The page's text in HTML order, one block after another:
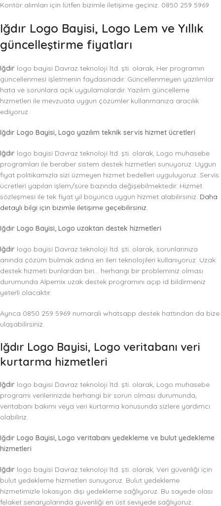
Kontör alımları için lütfen bizimle iletişime geçiniz. 0850 259 5969
Iğdır Logo Bayisi, Logo Lem ve Yıllık
güncelleştirme fiyatları
Iğdır logo bayisi Davraz teknoloji ltd. şti. olarak, Her programın
güncellenmesi işletmenin faydasınadır. Güncellenmeyen yazılımlar
hata ve sorunlara açık uygulamalardır. Yazılım güncelleme
hizmetleri ile mevzuata uygun çözümler kullanmanıza aracılık
ediyoruz.
Iğdır Logo Bayisi, Logo yazılım teknik servis hizmet ücretleri
Iğdır logo bayisi Davraz teknoloji ltd. şti. olarak, Logo muhasebe
programları ile beraber sistem destek hizmetleri sunuyoruz. Uygun
fiyat politikamızla sizi üzmeyen hizmet bedelleri uyguluyoruz. Servis
ücretleri yapılan işlem/süre bazında değişebilmektedir. Hizmet
sözleşmesi ile tek fiyat yıl boyunca uygun hizmet alabilirsiniz. Daha
detaylı bilgi için bizimle iletişime geçebilirsiniz.
Iğdır Logo Bayisi, Logo uzaktan destek hizmetleri
Iğdır logo bayisi Davraz teknoloji ltd. şti. olarak, sorunlarınıza
anında çözüm bulmak adına en ileri teknolojileri kullanıyoruz. Uzak
destek hizmeti bunlardan biri… herhangi bir probleminiz olması
durumunda Alpemix uzak destek programını açıp id bildirmeniz
yeterli olacaktır.
Ayrıca 0850 259 5969 numaralı whatsapp destek hattından da bize
ulaşabilirsiniz.
Iğdır Logo Bayisi, Logo veritabanı veri
kurtarma hizmetleri
Iğdır logo bayisi Davraz teknoloji ltd. şti. olarak, Logo muhasebe
programı verilerinizde herhangi bir sorun olması durumunda,
veritabanı bakımı veya veri kurtarma konusunda sizlere yardımcı
olabiliriz.
Iğdır Logo Bayisi, Logo veritabanı yedekleme ve bulut yedekleme
hizmetleri
Iğdır logo bayisi Davraz teknoloji ltd. şti. olarak, Veri güvenliği için
bulut yedekleme hizmetleri sunuyoruz. Bulut yedekleme
hizmetimizle lokasyon dışı yedekleme sağlıyoruz. Bu sayede olası
felaket senaryolarında güvenliği en üst seviyede sağlıyoruz.